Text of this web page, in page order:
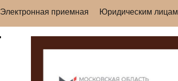
Электронная приемная Юридическим лицам